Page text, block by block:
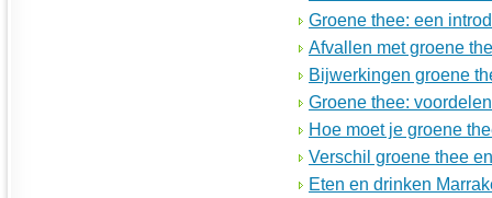
Groene thee: een
Afvallen met groene
Bijwerkingen groene
Groene thee:
Hoe moet je groene
Verschil groene thee
Eten en drinken